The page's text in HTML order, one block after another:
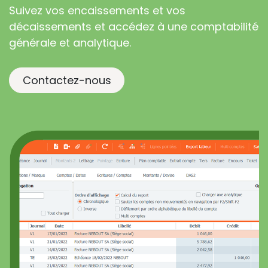
Suivez vos encaissements et vos
décaissements et accédez à une comptabilité
générale et analytique.
Contactez-nous